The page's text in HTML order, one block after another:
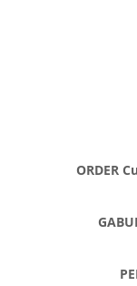
ORDER